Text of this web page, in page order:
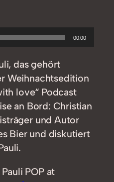
00:00
das gehört
Weihnachtsedition
love“ Podcast
an Bord: Christian
und Autor
Bier und diskutiert
POP at